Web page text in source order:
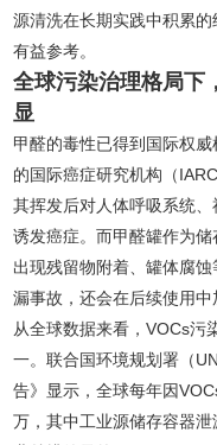
源清洗在长期实践中积累
有益参考。
全球污染治理格局下
显
甲醛的毒性已得到国际权
的国际癌症研究机构（
其挥发后对人体呼吸系统
诱发癌症。而甲醛罐作为
出现残留物附着、罐体腐
漏事故，还会在后续使用中
从全球数据来看，VOCs污
一。联合国环境规划署（
告》显示，全球每年因
万，其中工业源储存容器